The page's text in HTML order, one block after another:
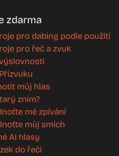
zdarma
pro dabing podle použití
pro řeč a zvuk
můj hlas
zním?
mé zpívání
můj smích
AI hlasy
do řeči